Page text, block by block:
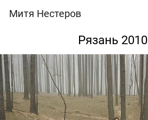
Митя Нестеров
Рязань 2010